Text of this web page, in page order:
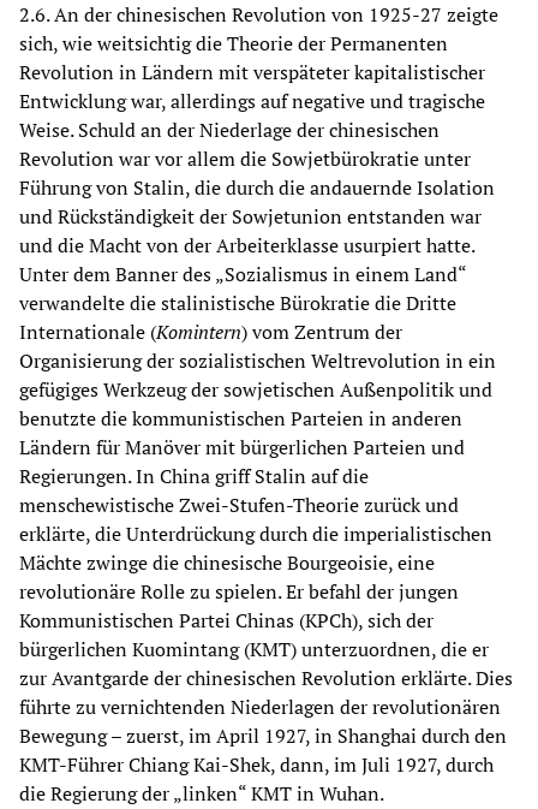
2.6. An der chinesischen Revolution von 1925-27 zeigte
sich, wie weitsichtig die Theorie der Permanenten
Revolution in Ländern mit verspäteter kapitalistischer
Entwicklung war, allerdings auf negative und tragische
Weise. Schuld an der Niederlage der chinesischen
Revolution war vor allem die Sowjetbürokratie unter
Führung von Stalin, die durch die andauernde Isolation
und Rückständigkeit der Sowjetunion entstanden war
und die Macht von der Arbeiterklasse usurpiert hatte.
Unter dem Banner des „Sozialismus in einem Land“
verwandelte die stalinistische Bürokratie die Dritte
Internationale (Komintern) vom Zentrum der
Organisierung der sozialistischen Weltrevolution in ein
gefügiges Werkzeug der sowjetischen Außenpolitik und
benutzte die kommunistischen Parteien in anderen
Ländern für Manöver mit bürgerlichen Parteien und
Regierungen. In China griff Stalin auf die
menschewistische Zwei-Stufen-Theorie zurück und
erklärte, die Unterdrückung durch die imperialistischen
Mächte zwinge die chinesische Bourgeoisie, eine
revolutionäre Rolle zu spielen. Er befahl der jungen
Kommunistischen Partei Chinas (KPCh), sich der
bürgerlichen Kuomintang (KMT) unterzuordnen, die er
zur Avantgarde der chinesischen Revolution erklärte. Dies
führte zu vernichtenden Niederlagen der revolutionären
Bewegung – zuerst, im April 1927, in Shanghai durch den
KMT-Führer Chiang Kai-Shek, dann, im Juli 1927, durch
die Regierung der „linken“ KMT in Wuhan.